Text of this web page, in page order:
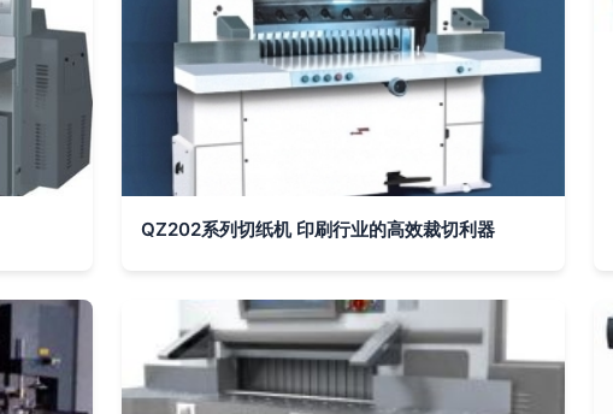
QZ202系列切纸机 印刷行业的高效裁切利器